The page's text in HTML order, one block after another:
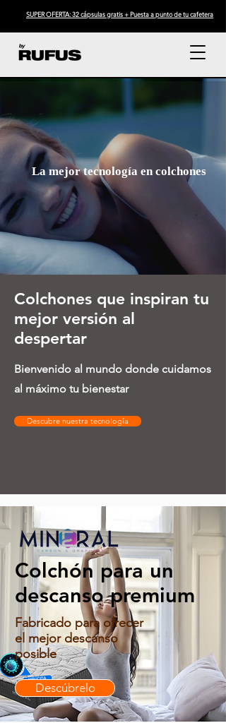
SUPER OFERTA: 32 cápsulas gratis + Puesta a punto de tu cafetera
La mejor tecnología en colchones
Colchones que inspiran tu
mejor versión al
despertar
Bienvenido al mundo donde cuidamos
al máximo tu bienestar
Descubre nuestra tecnología
Colchón para un
descanso premium
Fabricado para ofrecer
el mejor descanso
posible
Descúbrelo